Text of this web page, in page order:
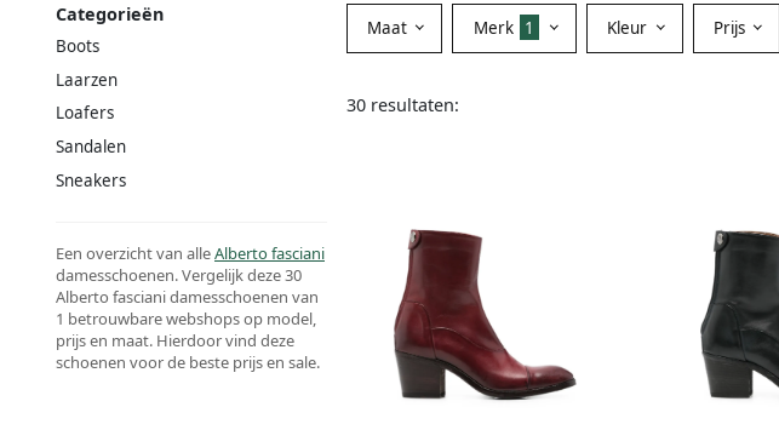
Categorieën
Boots
Laarzen
Loafers
Sandalen
Sneakers
Een overzicht van alleAlberto fasciani
damesschoenen. Vergelijk deze 30
Alberto fasciani damesschoenen van
1 betrouwbare webshops op model,
prijs en maat. Hierdoor vind deze
schoenen voor de beste prijs en sale.
Maat Merk 1 Kleur Prijs
30 resultaten: